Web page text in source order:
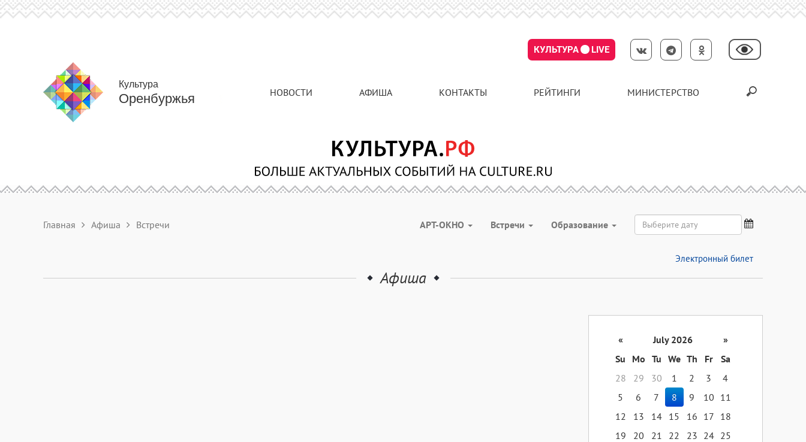
КУЛЬТУРА LIVE
Культура
Оренбуржья НОВОСТИ АФИША КОНТАКТЫ РЕЙТИНГИ МИНИСТЕРСТВО
Главная Афиша Встречи АРТ-ОКНО Встречи Образование
Электронный билет
Афиша
« July 2026
»
Su
Mo Tu We Th Fr
Sa
28
29 30 1 2 3
4
5
6 7 8 9 10 11
12
13 14 15 16 17 18
19
20 21 22 23 24 25